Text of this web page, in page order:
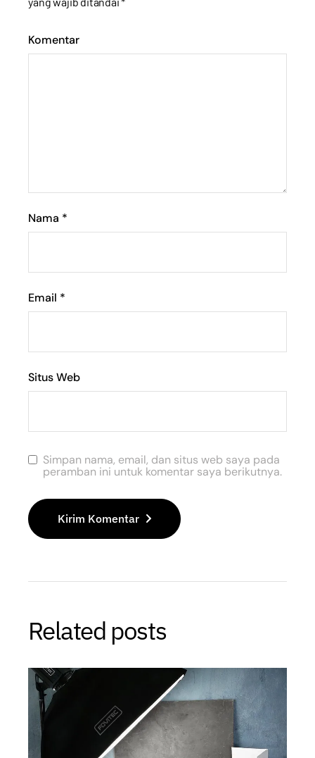
Komentar
Nama *
Email *
Situs Web
Simpan nama, email, dan situs web saya pada
peramban ini untuk komentar saya berikutnya.
Kirim Komentar
Related posts